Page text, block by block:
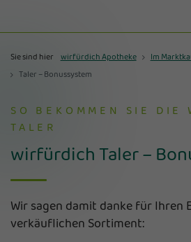
Sie sind hier wirfürdich Apotheke Im
Taler – Bonussystem
SO BEKOMMEN SIE DIE
TALER
wirfürdich Taler –
Wir sagen damit danke für Ihren
verkäuflichen Sortiment: